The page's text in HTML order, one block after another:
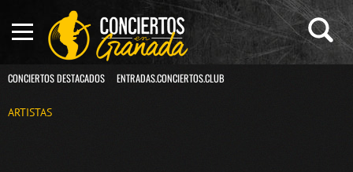
CONCIERTOS DESTACADOS ENTRADAS.CONCIERTOS.CLUB
ARTISTAS